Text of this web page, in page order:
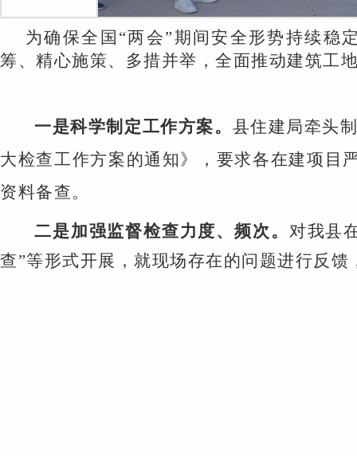
为确保全国 “两会”期间安全形势持续稳
筹、精心施策、多措并举，全面推动建筑工
一是科学制定工作方案。 县住建局牵头
大检查工作方案的通知》，要求各在建项目
资料备查。
二是加强监督检查力度、频次。 对我县
查”等形式开展，就现场存在的问题进行反